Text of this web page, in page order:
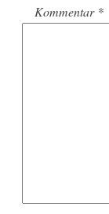
Kommentar *